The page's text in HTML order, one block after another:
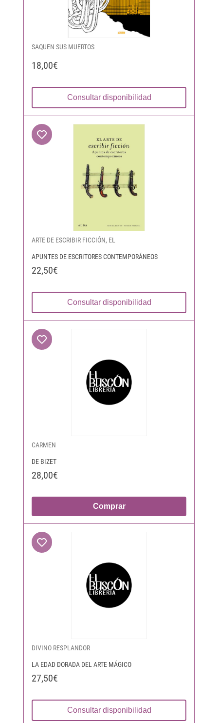
SAQUEN SUS MUERTOS
18,00€
Consultar disponibilidad
ARTE DE ESCRIBIR FICCIÓN, EL
APUNTES DE ESCRITORES CONTEMPORÁNEOS
22,50€
Consultar disponibilidad
CARMEN
DE BIZET
28,00€
Comprar
DIVINO RESPLANDOR
LA EDAD DORADA DEL ARTE MÁGICO
27,50€
Consultar disponibilidad